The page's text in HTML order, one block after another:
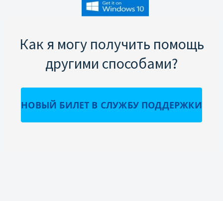
Как я могу получить помощь
другими способами?
НОВЫЙ БИЛЕТ В СЛУЖБУ ПОДДЕРЖКИ